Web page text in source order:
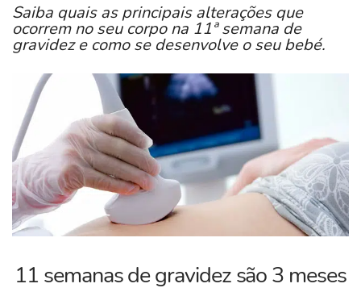
Saiba quais as principais alterações que
ocorrem no seu corpo na 11ª semana de
gravidez e como se desenvolve o seu bebé.
11 semanas de gravidez são 3 meses